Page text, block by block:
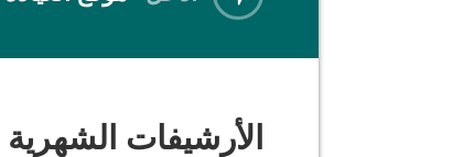
الأرشيفات الشهرية